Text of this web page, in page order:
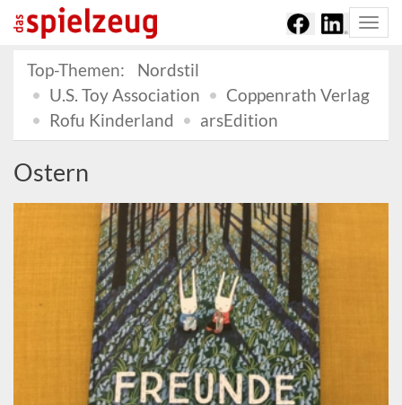
Top-Themen:
Nordstil
U.S. Toy Association
Coppenrath Verlag
Rofu Kinderland
arsEdition
Ostern